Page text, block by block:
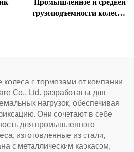
Промышленное и средней
грузоподъемности колесо с
с тормозами от компании
Co., Ltd. разработаны для
нагрузок, обеспечивая
Они сочетают в себе
для промышленного
изготовленные из стали,
с металлическим каркасом,